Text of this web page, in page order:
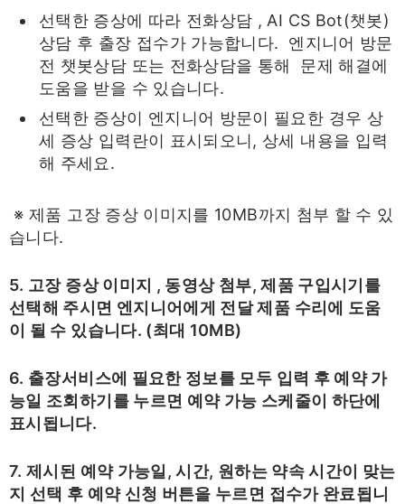
선택한 증상에 따라 전화상담 , AI CS Bot(챗봇)
상담 후 출장 접수가 가능합니다. 엔지니어 방문
전 챗봇상담 또는 전화상담을 통해 문제 해결에
도움을 받을 수 있습니다.
선택한 증상이 엔지니어 방문이 필요한 경우 상
세 증상 입력란이 표시되오니, 상세 내용을 입력
해 주세요.
※ 제품 고장 증상 이미지를 10MB까지 첨부 할 수 있
습니다.
5. 고장 증상 이미지 , 동영상 첨부, 제품 구입시기를
선택해 주시면 엔지니어에게 전달 제품 수리에 도움
이 될 수 있습니다. (최대 10MB)
6. 출장서비스에 필요한 정보를 모두 입력 후 예약 가
능일 조회하기를 누르면 예약 가능 스케줄이 하단에
표시됩니다.
7. 제시된 예약 가능일, 시간, 원하는 약속 시간이 맞는
지 선택 후 예약 신청 버튼을 누르면 접수가 완료됩니